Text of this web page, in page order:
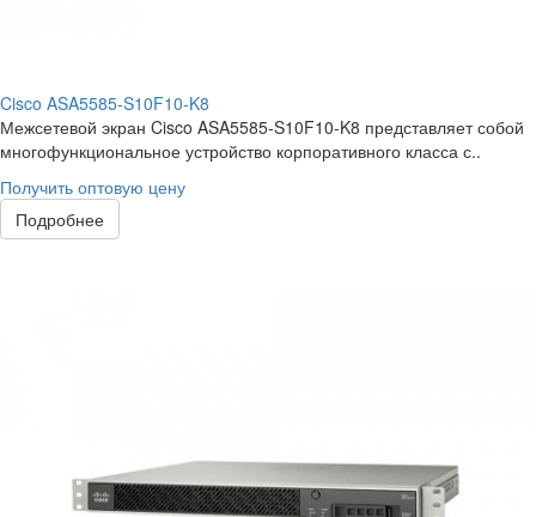
Cisco ASA5585-S10F10-K8
Межсетевой экран Cisco ASA5585-S10F10-K8 представляет собой
многофункциональное устройство корпоративного класса с..
Получить оптовую цену
Подробнее